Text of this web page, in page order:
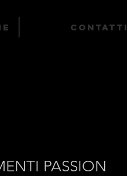
Contatti
PASSION